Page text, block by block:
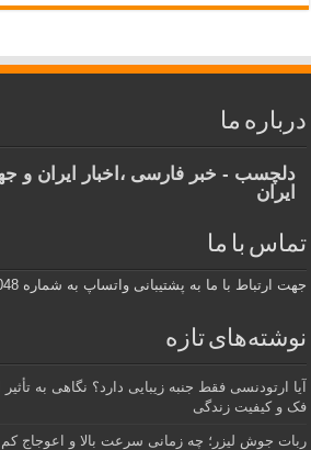
درباره ما
دلچسب - خبر فارسی ،اخبار ایران و
ایران
تماس با ما
جهت ارتباط با ما به پشتیبانی واتساپ به شماره 09056213048 در ارتباط باشید
نوشته‌های تازه
آیا ارتودنسی فقط جنبه زیبایی دارد؟ نگاهی به
فک و کیفیت زندگی
ربات جوش لیزر؛ چه زمانی سرعت بالا و اعوجاج